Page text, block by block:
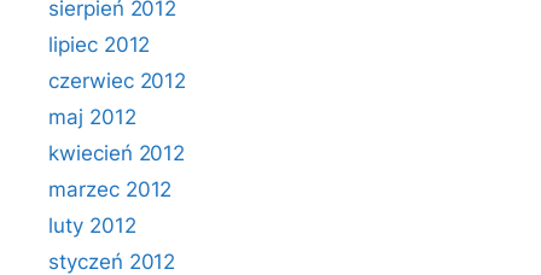
sierpień 2012
lipiec 2012
czerwiec 2012
maj 2012
kwiecień 2012
marzec 2012
luty 2012
styczeń 2012